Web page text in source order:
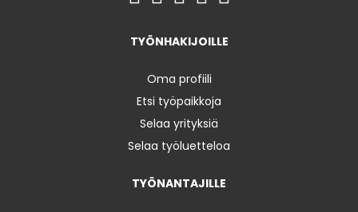
TYÖNHAKIJOILLE
Oma profiili
Etsi työpaikkoja
Selaa yrityksiä
Selaa työluetteloa
TYÖNANTAJILLE